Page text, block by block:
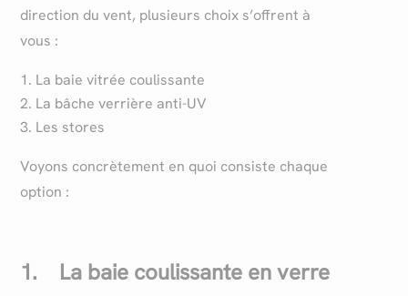
direction du vent, plusieurs choix s’offrent à
vous :
La baie vitrée coulissante
La bâche verrière anti-UV
Les stores
Voyons concrètement en quoi consiste chaque
option :
1. La baie coulissante en verre